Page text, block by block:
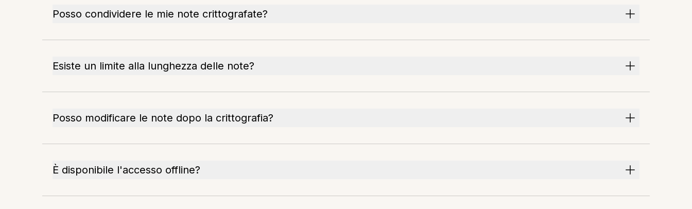
Posso condividere le mie note crittografate?
Esiste un limite alla lunghezza delle note?
Posso modificare le note dopo la crittografia?
È disponibile l'accesso offline?